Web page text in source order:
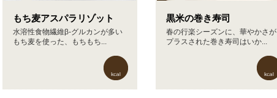
もち麦アスパラリゾット
水溶性食物繊維β-グルカンが多い
もち麦を使った、もちもち...
黒米の巻き寿司
春の行楽シーズンに、華やかさが
プラスされた巻き寿司はいか...